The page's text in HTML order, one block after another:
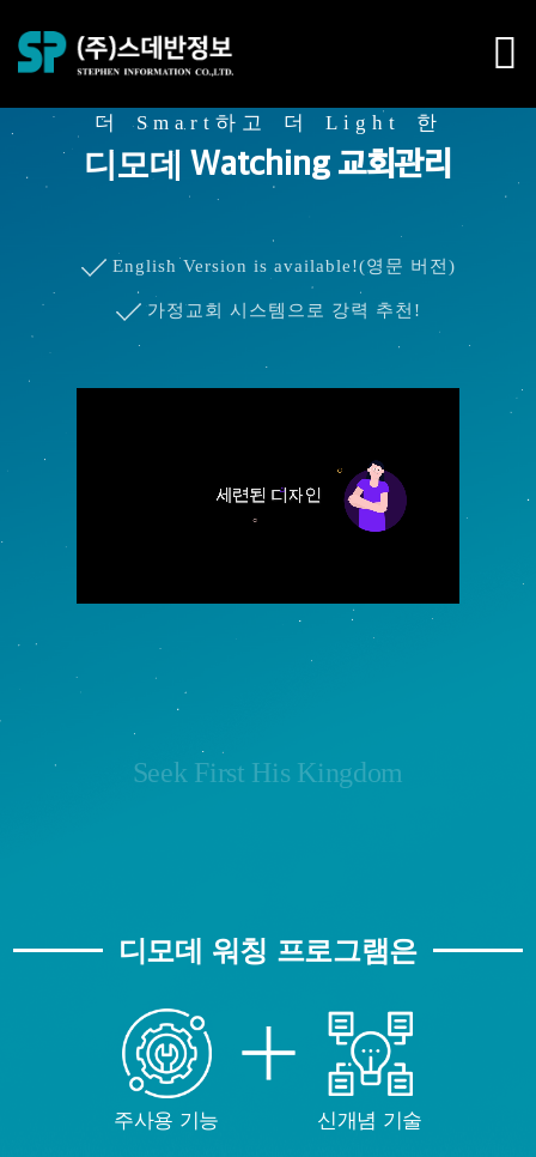
더 Smart하고 더 Light 한
디모데Watching 교회관리
English Version is available!(영문 버전)
가정교회 시스템으로 강력 추천!
Seek First His Kingdom
디모데 워칭 프로그램은
주사용 기능 신개념 기술